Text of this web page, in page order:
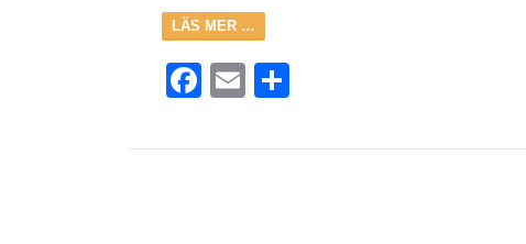
LÄS MER …
Facebook
Email